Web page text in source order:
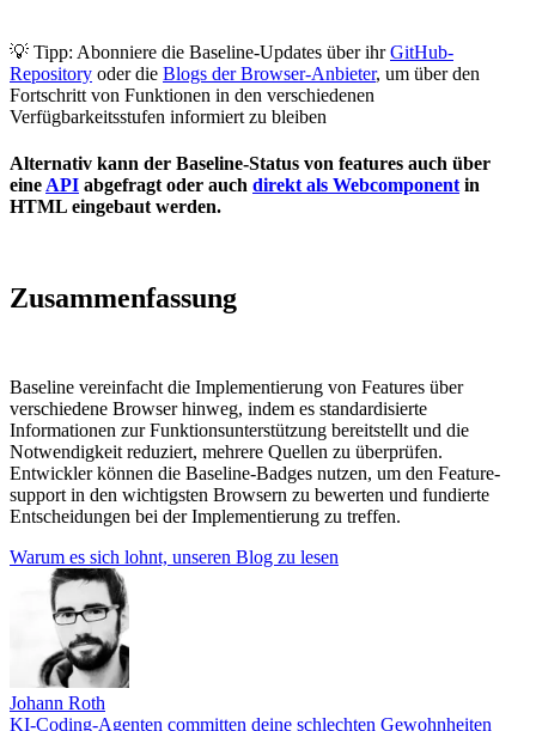
💡 Tipp: Abonniere die Baseline-Updates über ihrGitHub-
Repository oder die Blogs der Browser-Anbieter, um über den
Fortschritt von Funktionen in den verschiedenen
Verfügbarkeitsstufen informiert zu bleiben
Alternativ kann der Baseline-Status von features auch über
eineAPI abgefragt oder auch direkt als Webcomponentin
HTML eingebaut werden.
Zusammenfassung
Baseline vereinfacht die Implementierung von Features über
verschiedene Browser hinweg, indem es standardisierte
Informationen zur Funktionsunterstützung bereitstellt und die
Notwendigkeit reduziert, mehrere Quellen zu überprüfen.
Entwickler können die Baseline-Badges nutzen, um den Feature-
support in den wichtigsten Browsern zu bewerten und fundierte
Entscheidungen bei der Implementierung zu treffen.
Warum es sich lohnt, unseren Blog zu lesen
Johann Roth
KI-Coding-Agenten committen deine schlechten Gewohnheiten